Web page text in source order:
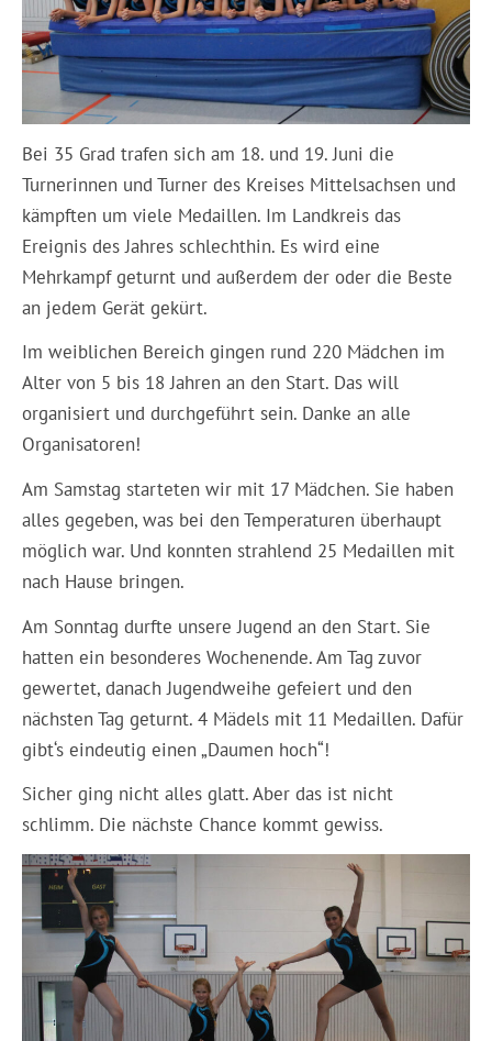
Bei 35 Grad trafen sich am 18. und 19. Juni die
Turnerinnen und Turner des Kreises Mittelsachsen und
kämpften um viele Medaillen. Im Landkreis das
Ereignis des Jahres schlechthin. Es wird eine
Mehrkampf geturnt und außerdem der oder die Beste
an jedem Gerät gekürt.
Im weiblichen Bereich gingen rund 220 Mädchen im
Alter von 5 bis 18 Jahren an den Start. Das will
organisiert und durchgeführt sein. Danke an alle
Organisatoren!
Am Samstag starteten wir mit 17 Mädchen. Sie haben
alles gegeben, was bei den Temperaturen überhaupt
möglich war. Und konnten strahlend 25 Medaillen mit
nach Hause bringen.
Am Sonntag durfte unsere Jugend an den Start. Sie
hatten ein besonderes Wochenende. Am Tag zuvor
gewertet, danach Jugendweihe gefeiert und den
nächsten Tag geturnt. 4 Mädels mit 11 Medaillen. Dafür
gibt‘s eindeutig einen „Daumen hoch“!
Sicher ging nicht alles glatt. Aber das ist nicht
schlimm. Die nächste Chance kommt gewiss.